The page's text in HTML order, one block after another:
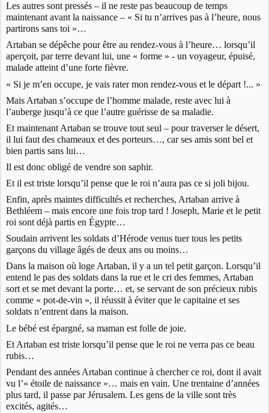
Les autres sont pressés – il ne reste pas beaucoup de temps
maintenant avant la naissance – « Si tu n’arrives pas à l’heure, nous
partirons sans toi »…
Artaban se dépêche pour être au rendez-vous à l’heure… lorsqu’il
aperçoit, par terre devant lui, une « forme » - un voyageur, épuisé,
malade atteint d’une forte fièvre.
« Si je m’en occupe, je vais rater mon rendez-vous et le départ !... »
Mais Artaban s’occupe de l’homme malade, reste avec lui à
l’auberge jusqu’à ce que l’autre guérisse de sa maladie.
Et maintenant Artaban se trouve tout seul – pour traverser le désert,
il lui faut des chameaux et des porteurs…, car ses amis sont bel et
bien partis sans lui…
Il est donc obligé de vendre son saphir.
Et il est triste lorsqu’il pense que le roi n’aura pas ce si joli bijou.
Enfin, après maintes difficultés et recherches, Artaban arrive à
Bethléem – mais encore une fois trop tard ! Joseph, Marie et le petit
roi sont déjà partis en Égypte…
Soudain arrivent les soldats d’Hérode venus tuer tous les petits
garçons du village âgés de deux ans ou moins…
Dans la maison où loge Artaban, il y a un tel petit garçon. Lorsqu’il
entend le pas des soldats dans la rue et le cri des femmes, Artaban
sort et se met devant la porte… et, se servant de son précieux rubis
comme « pot-de-vin », il réussit à éviter que le capitaine et ses
soldats n’entrent dans la maison.
Le bébé est épargné, sa maman est folle de joie.
Et Artaban est triste lorsqu’il pense que le roi ne verra pas ce beau
rubis…
Pendant des années Artaban continue à chercher ce roi, dont il avait
vu l’« étoile de naissance »… mais en vain. Une trentaine d’années
plus tard, il passe par Jérusalem. Les gens de la ville sont très
excités, agités…